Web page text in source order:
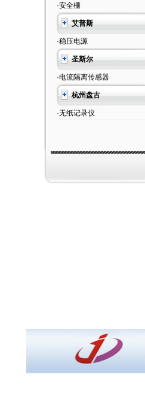
·安全栅
艾普斯
·稳压电源
圣斯尔
·电流隔离传感器
杭州盘古
·无纸记录仪